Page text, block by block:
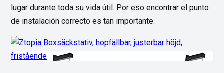
lugar durante toda su vida útil. Por eso encontrar el punto
de instalación correcto es tan importante.